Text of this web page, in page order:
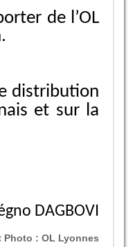
de l’OL
distribution
et sur la
DAGBOVI
Photo : OL Lyonnes